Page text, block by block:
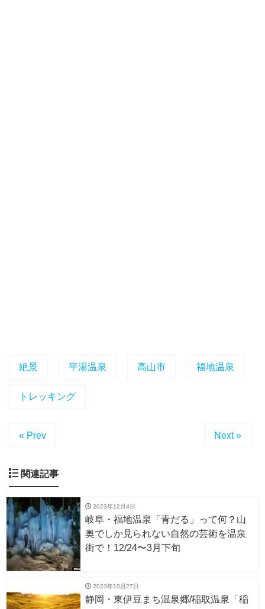
絶景 平湯温泉 高山市 福地温泉
トレッキング
« Prev Next »
関連記事
2023年12月4日
岐阜・福地温泉「青だる」って何？山
奥でしか見られない自然の芸術を温泉
街で！12/24〜3月下旬
2023年10月27日
静岡・東伊豆まち温泉郷/稲取温泉「稲